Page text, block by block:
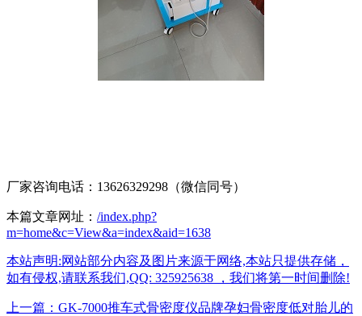
厂家咨询电话：13626329298（微信同号）
本篇文章网址： /index.php?
m=home&c=View&a=index&aid=1638
本站声明:网站部分内容及图片来源于网络,本站只提供存储，
如有侵权,请联系我们,QQ: 325925638 ，我们将第一时间删除!
上一篇：GK-7000推车式骨密度仪品牌孕妇骨密度低对胎儿的